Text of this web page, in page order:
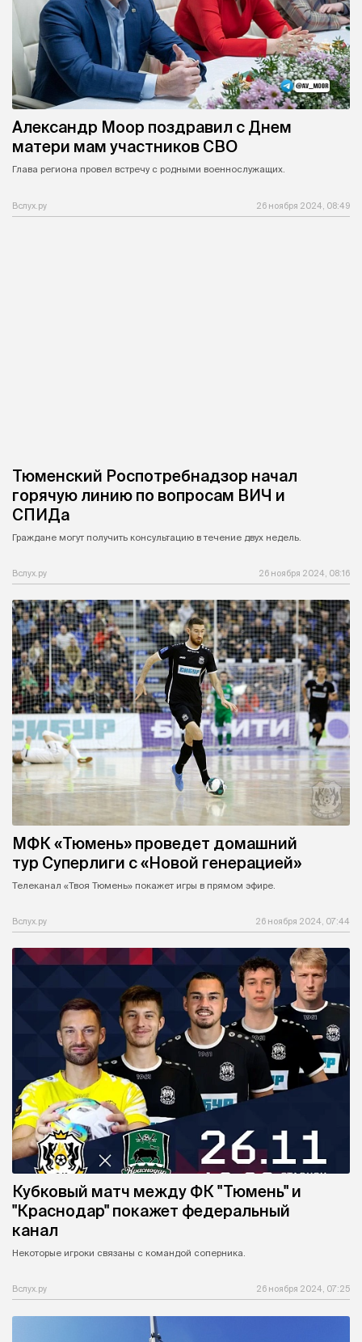
Александр Моор поздравил с Днем
матери мам участников СВО
Глава региона провел встречу с родными военнослужащих.
Вслух.ру 26 ноября 2024, 08:49
Тюменский Роспотребнадзор начал
горячую линию по вопросам ВИЧ и
СПИДа
Граждане могут получить консультацию в течение двух недель.
Вслух.ру 26 ноября 2024, 08:16
МФК «Тюмень» проведет домашний
тур Суперлиги с «Новой генерацией»
Телеканал «Твоя Тюмень» покажет игры в прямом эфире.
Вслух.ру 26 ноября 2024, 07:44
Кубковый матч между ФК "Тюмень" и
"Краснодар" покажет федеральный
канал
Некоторые игроки связаны с командой соперника.
Вслух.ру 26 ноября 2024, 07:25